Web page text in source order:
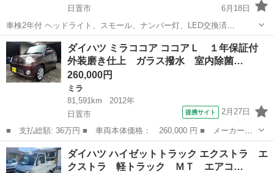
日置市
6月18日
車検2年付 ヘッドライト、スモール、ナンバー灯、LED交換済
Bluetooth DVD再生 H20 104000km 使用中のため伸びます。 外装、凹
み等ありますが〜エンジン調子良いです。 購入後、必ず5000km毎に
オイ...
鹿児島 日置市 ムーヴ
ダイハツ ミラココア ココアＬ １年保証付
外装磨き仕上 ガラス撥水 室内除菌…
260,000円
ミラ
81,591km
2012年
日置市
提携サイト 2月27日
■ 支払総額: 36万円 ■ 車両本体価格： 260,000 円 ■ メーカー
名： ダイハツ ■ 車種名： ミラココア ■ グレード名： ココア
Ｌ １年保証付 外装磨き仕上 ガラス撥水 室内除菌クリーニング
済 ■ 排気量：...
鹿児島 日置市
ダイハツ ハイゼットトラック エクストラ エ
クストラ 軽トラック ＭＴ エアコ…